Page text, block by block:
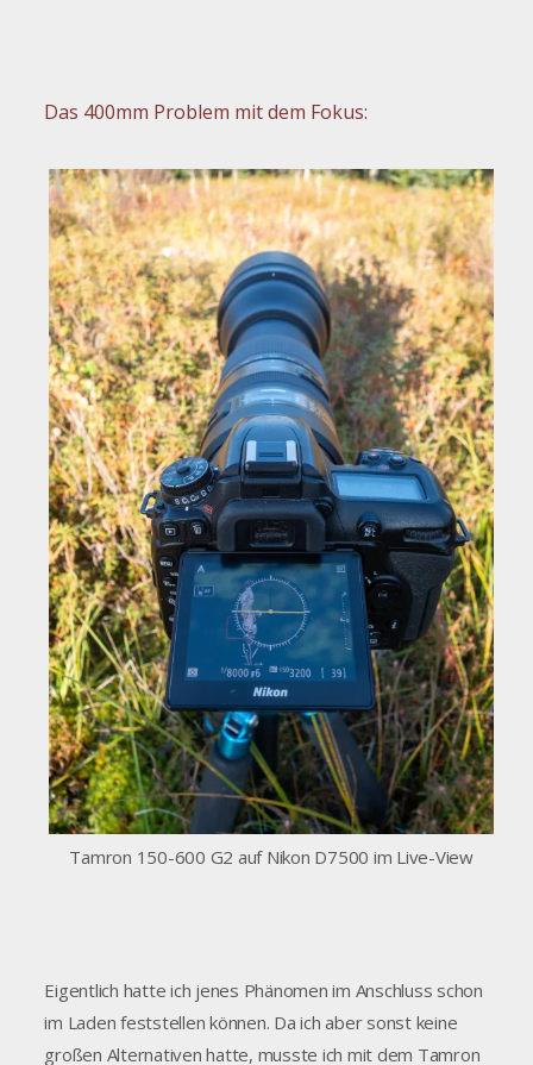
Das 400mm Problem mit dem Fokus:
Tamron 150-600 G2 auf Nikon D7500 im Live-View
Eigentlich hatte ich jenes Phänomen im Anschluss schon
im Laden feststellen können. Da ich aber sonst keine
großen Alternativen hatte, musste ich mit dem Tamron